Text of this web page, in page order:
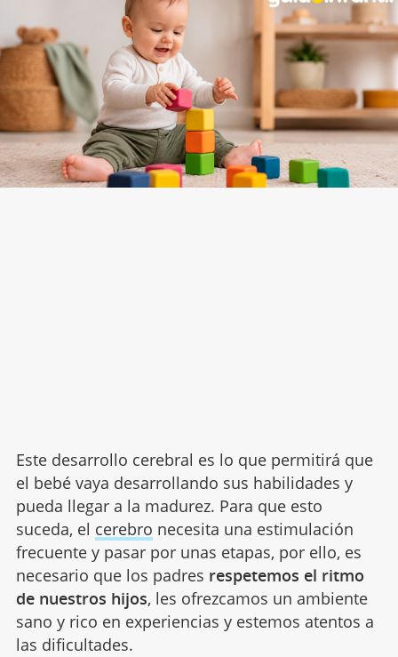
Este desarrollo cerebral es lo que permitirá que
el bebé vaya desarrollando sus habilidades y
pueda llegar a la madurez. Para que esto
suceda, el cerebro necesita una estimulación
frecuente y pasar por unas etapas, por ello, es
necesario que los padres respetemos el ritmo
de nuestros hijos, les ofrezcamos un ambiente
sano y rico en experiencias y estemos atentos a
las dificultades.